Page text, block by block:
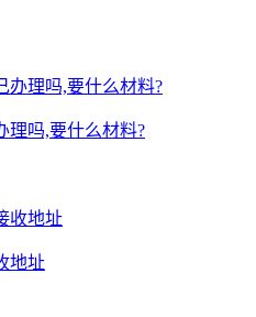
理吗,要什么材料?
地址